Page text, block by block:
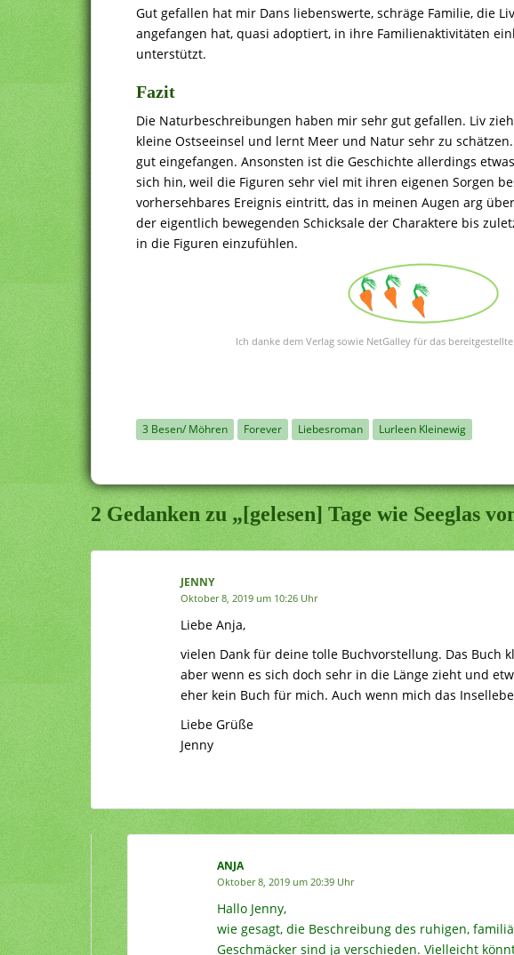
Gut gefallen hat mir Dans liebenswerte, schräge Familie, die
angefangen hat, quasi adoptiert, in ihre Familienaktivitäten
unterstützt.
Fazit
Die Naturbeschreibungen haben mir sehr gut gefallen. Liv
kleine Ostseeinsel und lernt Meer und Natur sehr zu
gut eingefangen. Ansonsten ist die Geschichte allerdings
sich hin, weil die Figuren sehr viel mit ihren eigenen Sorgen
vorhersehbares Ereignis eintritt, das in meinen Augen arg
der eigentlich bewegenden Schicksale der Charaktere bis
in die Figuren einzufühlen.
Ich danke dem Verlag sowie NetGalley für das
3 Besen/ Möhren Forever Liebesroman Lurleen Kleinewig
2 Gedanken zu „[gelesen] Tage wie Seeglas
JENNY
Oktober 8, 2019 um 10:26 Uhr
Liebe Anja,
vielen Dank für deine tolle Buchvorstellung. Das Buch
aber wenn es sich doch sehr in die Länge zieht und
eher kein Buch für mich. Auch wenn mich das
Liebe Grüße
Jenny
ANJA
Oktober 8, 2019 um 20:39 Uhr
Hallo Jenny,
wie gesagt, die Beschreibung des ruhigen,
Geschmäcker sind ja verschieden. Vielleicht